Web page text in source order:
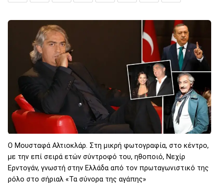
Ο Μουσταφά Αλτιοκλάρ. Στη μικρή φωτογραφία, στο κέντρο,
με την επί σειρά ετών σύντροφό του, ηθοποιό, Νεχίρ
Ερντογάν, γνωστή στην Ελλάδα από τον πρωταγωνιστικό της
ρόλο στο σήριαλ «Τα σύνορα της αγάπης»